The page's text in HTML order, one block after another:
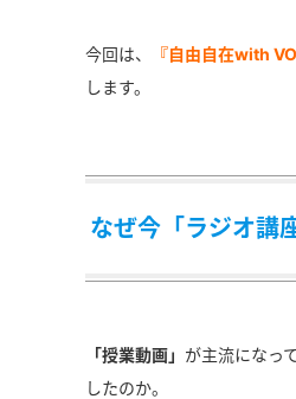
今回は、 『自由自在with
します。
なぜ今「ラジオ講
「授業動画」 が主流になっ
したのか。